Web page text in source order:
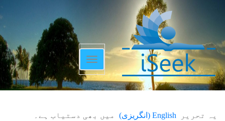
Toggle
navigation
یہ تحریر English
( انگریزی) میں بھی دستیاب ہے۔